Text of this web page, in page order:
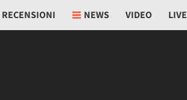
RECENSIONI NEWS VIDEO LIVE